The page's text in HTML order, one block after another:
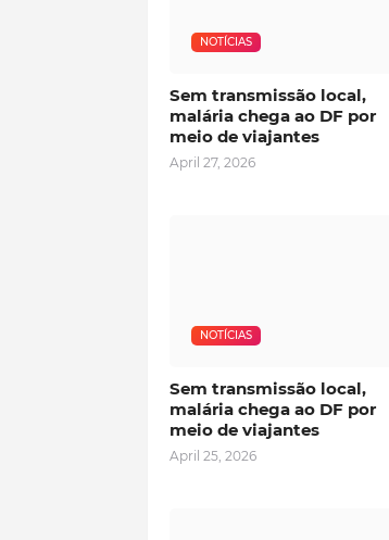
NOTÍCIAS
Sem transmissão local,
malária chega ao DF por
meio de viajantes
April 27, 2026
NOTÍCIAS
Sem transmissão local,
malária chega ao DF por
meio de viajantes
April 25, 2026